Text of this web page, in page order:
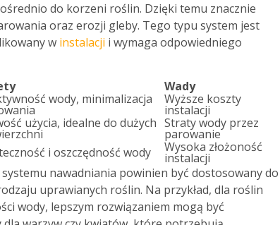
do korzeni roślin. Dzięki temu znacznie
oraz erozji gleby. Tego typu system jest
w instalacji i wymaga odpowiedniego
Wady
wody, minimalizacja Wyższe koszty
instalacji
użycia, idealne do dużych Straty wody przez
parowanie
i oszczędność wody Wysoka złożoność
instalacji
nawadniania powinien być dostosowany do
uprawianych roślin. Na przykład, dla roślin
wody, lepszym rozwiązaniem mogą być